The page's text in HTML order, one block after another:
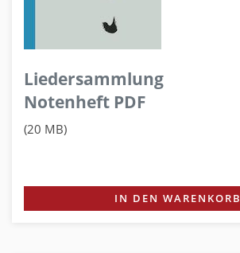
Liedersammlung
Notenheft PDF
(20 MB)
IN DEN WARENKORB